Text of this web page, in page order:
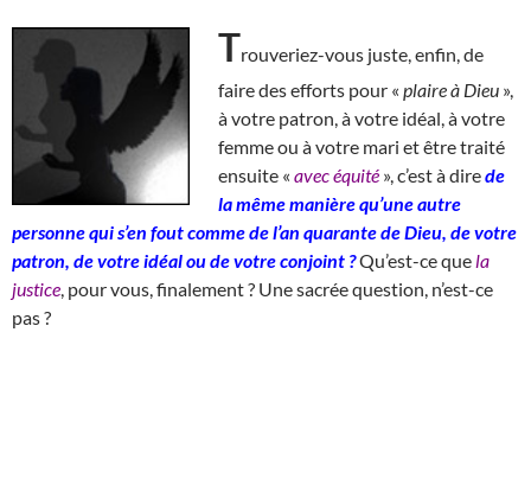
Trouveriez-vous juste, enfin, de
faire des efforts pour « plaire à Dieu »,
à votre patron, à votre idéal, à votre
femme ou à votre mari et être traité
ensuite « avec équité », c’est à direde
la même manière qu’une autre
personne qui s’en fout comme de l’an quarante de Dieu, de votre
patron, de votre idéal ou de votre conjoint ?Qu’est-ce que la
justice , pour vous, finalement ? Une sacrée question, n’est-ce
pas ?